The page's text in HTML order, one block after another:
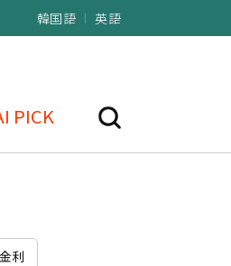
韓国語 英語
PICK
金利